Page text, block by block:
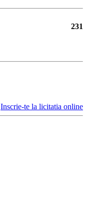
231
Inscrie-te la licitatia online